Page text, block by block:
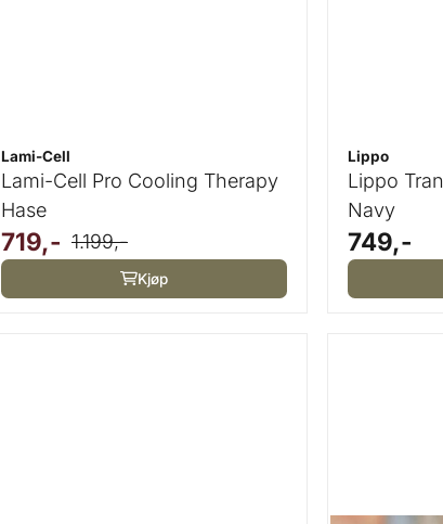
Lami-Cell
Lami-Cell Pro Cooling Therapy
Hase
719,- 1.199,-
Kjøp
Lippo
Lippo
Navy
749,-